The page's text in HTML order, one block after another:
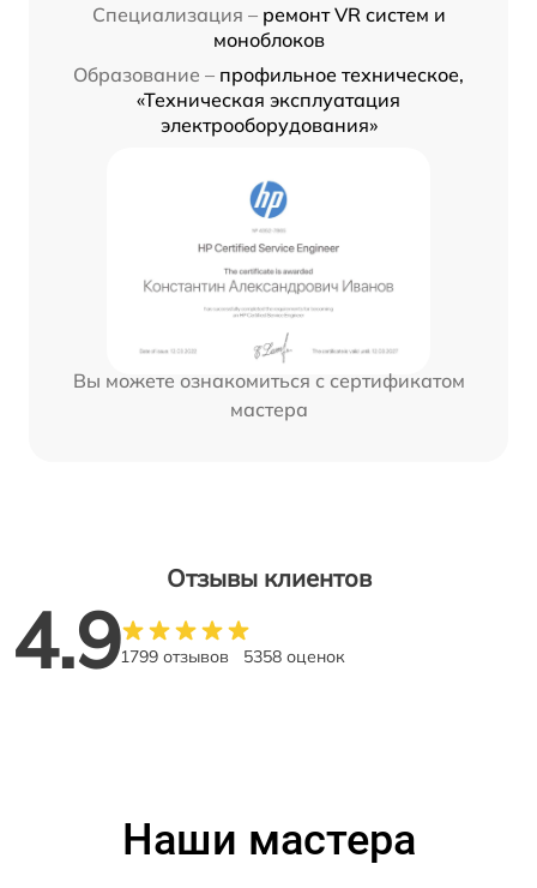
Специализация – ремонт VR систем и
моноблоков
Образование – профильное техническое,
«Техническая эксплуатация
электрооборудования»
Вы можете ознакомиться с сертификатом
мастера
Отзывы клиентов
4.91799 отзывов 5358 оценок
Наши мастера